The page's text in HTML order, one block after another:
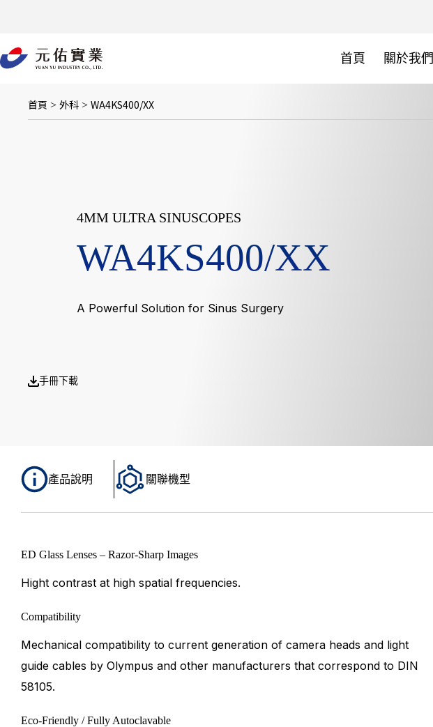
要
首頁 關於我們
首頁 > 外科 > WA4KS400/XX
4MM ULTRA SINUSCOPES
WA4KS400/XX
A Powerful Solution for Sinus Surgery
手冊下載
產品說明 關聯機型
ED Glass Lenses – Razor-Sharp Images
Hight contrast at high spatial frequencies.
Compatibility
Mechanical compatibility to current generation of camera heads and light
guide cables by Olympus and other manufacturers that correspond to DIN
58105.
Eco-Friendly / Fully Autoclavable